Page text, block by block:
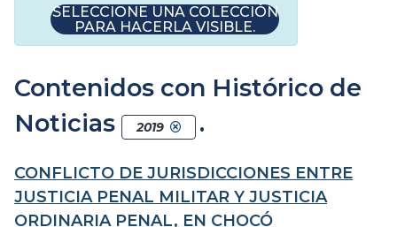
SELECCIONE UNA COLECCIÓN
PARA HACERLA VISIBLE.
Contenidos con Histórico de
Noticias
2019 .
CONFLICTO DE JURISDICCIONES ENTRE
JUSTICIA PENAL MILITAR Y JUSTICIA
ORDINARIA PENAL, EN CHOCÓ